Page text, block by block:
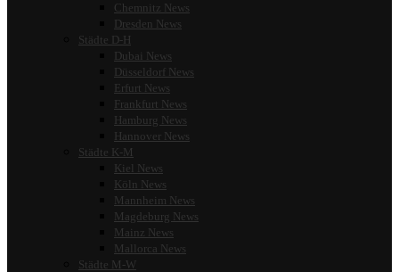
Chemnitz News
Dresden News
Städte D-H
Dubai News
Düsseldorf News
Erfurt News
Frankfurt News
Hamburg News
Hannover News
Städte K-M
Kiel News
Köln News
Mannheim News
Magdeburg News
Mainz News
Mallorca News
Städte M-W